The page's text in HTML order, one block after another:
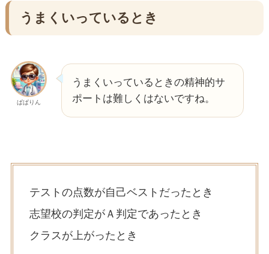
うまくいっているとき
ぱぱりん
うまくいっているときの精神的サ
ポートは難しくはないですね。
テストの点数が自己ベストだったとき
志望校の判定がＡ判定であったとき
クラスが上がったとき